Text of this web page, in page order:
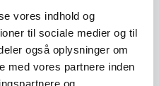
vores indhold og
til sociale medier og til
også oplysninger om
med vores partnere inden
og
Populært